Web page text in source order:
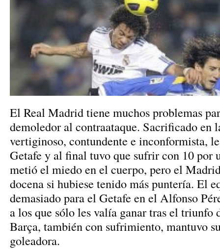
El Real Madrid tiene muchos problemas
demoledor al contraataque. Sacrificado en
vertiginoso, contundente e inconformista,
Getafe y al final tuvo que sufrir con 10 por
metió el miedo en el cuerpo, pero el
docena si hubiese tenido más puntería. El
demasiado para el Getafe en el Alfonso
a los que sólo les valía ganar tras el triunfo
Barça, también con sufrimiento, mantuvo
goleadora.